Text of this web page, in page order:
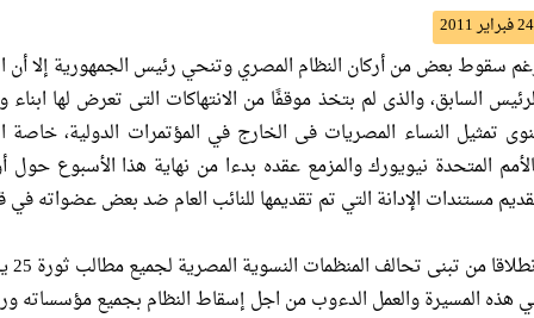
24 فبراير 2011
سقوط بعض من أركان النظام المصري وتنحي رئيس الجمهورية إلا أن
السابق، والذى لم بتخذ موقفًا من الانتهاكات التى تعرض لها
تمثيل النساء المصريات فى الخارج في المؤتمرات الدولية، خاصة
المتحدة نيويورك والمزمع عقده بدءا من نهاية هذا الأسبوع حول
مستندات الإدانة التي تم تقديمها للنائب العام ضد بعض عضواته في
هذه المسيرة والعمل الدءوب من اجل إسقاط النظام بجميع مؤسساته